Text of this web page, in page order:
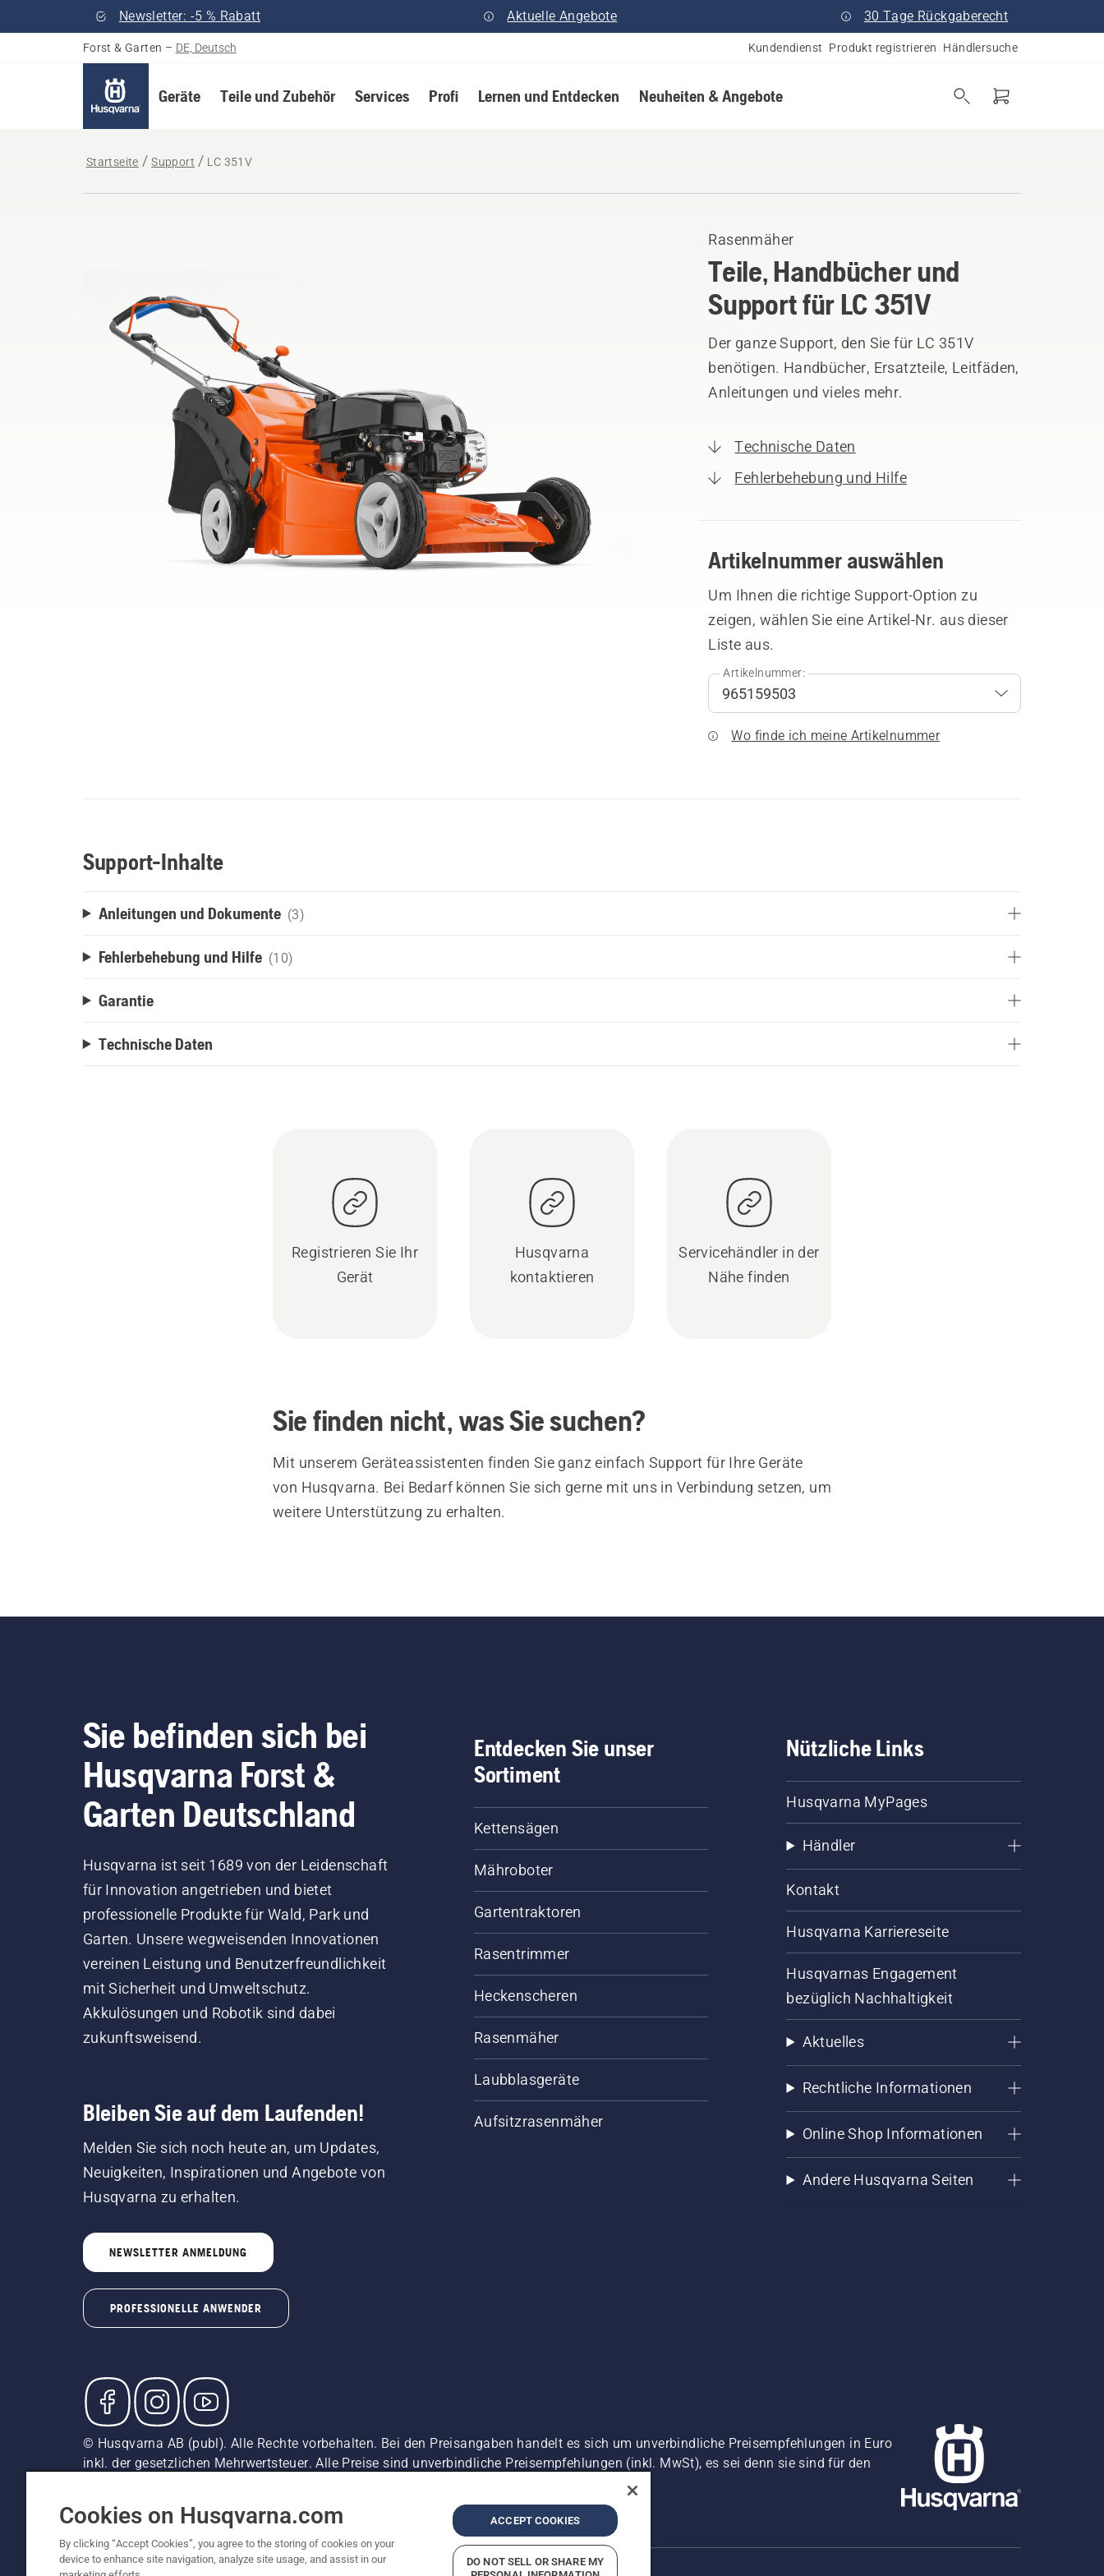
Newsletter: -5 % Rabatt Aktuelle Angebote 30 Tage Rückgaberecht
Forst & Garten – DE, Deutsch Kundendienst Produkt registrieren Händlersuche
Geräte Teile und Zubehör Services Profi Lernen und Entdecken Neuheiten & Angebote
Startseite Support LC 351V
Rasenmäher
Teile, Handbücher und
Support für LC 351V
Der ganze Support, den Sie für LC 351V
benötigen. Handbücher, Ersatzteile, Leitfäden,
Anleitungen und vieles mehr.
Technische Daten
Fehlerbehebung und Hilfe
Artikelnummer auswählen
Um Ihnen die richtige Support-Option zu
zeigen, wählen Sie eine Artikel-Nr. aus dieser
Liste aus.
Artikelnummer:
Wo finde ich meine Artikelnummer
Support-Inhalte
Anleitungen und Dokumente (3)
Fehlerbehebung und Hilfe (10)
Garantie
Technische Daten
Registrieren Sie Ihr
Gerät
Husqvarna
kontaktieren
Servicehändler in der
Nähe finden
Sie finden nicht, was Sie suchen?
Mit unserem Geräteassistenten finden Sie ganz einfach Support für Ihre Geräte
von Husqvarna. Bei Bedarf können Sie sich gerne mit uns in Verbindung setzen, um
weitere Unterstützung zu erhalten.
Sie befinden sich bei
Husqvarna Forst &
Garten Deutschland
Husqvarna ist seit 1689 von der Leidenschaft
für Innovation angetrieben und bietet
professionelle Produkte für Wald, Park und
Garten. Unsere wegweisenden Innovationen
vereinen Leistung und Benutzerfreundlichkeit
mit Sicherheit und Umweltschutz.
Akkulösungen und Robotik sind dabei
zukunftsweisend.
Bleiben Sie auf dem Laufenden!
Melden Sie sich noch heute an, um Updates,
Neuigkeiten, Inspirationen und Angebote von
Husqvarna zu erhalten.
NEWSLETTER ANMELDUNG
PROFESSIONELLE ANWENDER
Entdecken Sie unser
Sortiment
Kettensägen
Mähroboter
Gartentraktoren
Rasentrimmer
Heckenscheren
Rasenmäher
Laubblasgeräte
Aufsitzrasenmäher
Nützliche Links
Husqvarna MyPages
Händler
Kontakt
Husqvarna Karriereseite
Husqvarnas Engagement
bezüglich Nachhaltigkeit
Aktuelles
Rechtliche Informationen
Online Shop Informationen
Andere Husqvarna Seiten
© Husqvarna AB (publ). Alle Rechte vorbehalten. Bei den Preisangaben handelt es sich um unverbindliche Preisempfehlungen in Euro
inkl. der gesetzlichen Mehrwertsteuer. Alle Preise sind unverbindliche Preisempfehlungen (inkl. MwSt), es sei denn sie sind für den
Cookie-Richtlinie Impressum Vermutete Verstöße melden
Cookies on Husqvarna.com
By clicking “Accept Cookies”, you agree to the storing of cookies on your
device to enhance site navigation, analyze site usage, and assist in our
ACCEPT COOKIES
DO NOT SELL OR SHARE MY